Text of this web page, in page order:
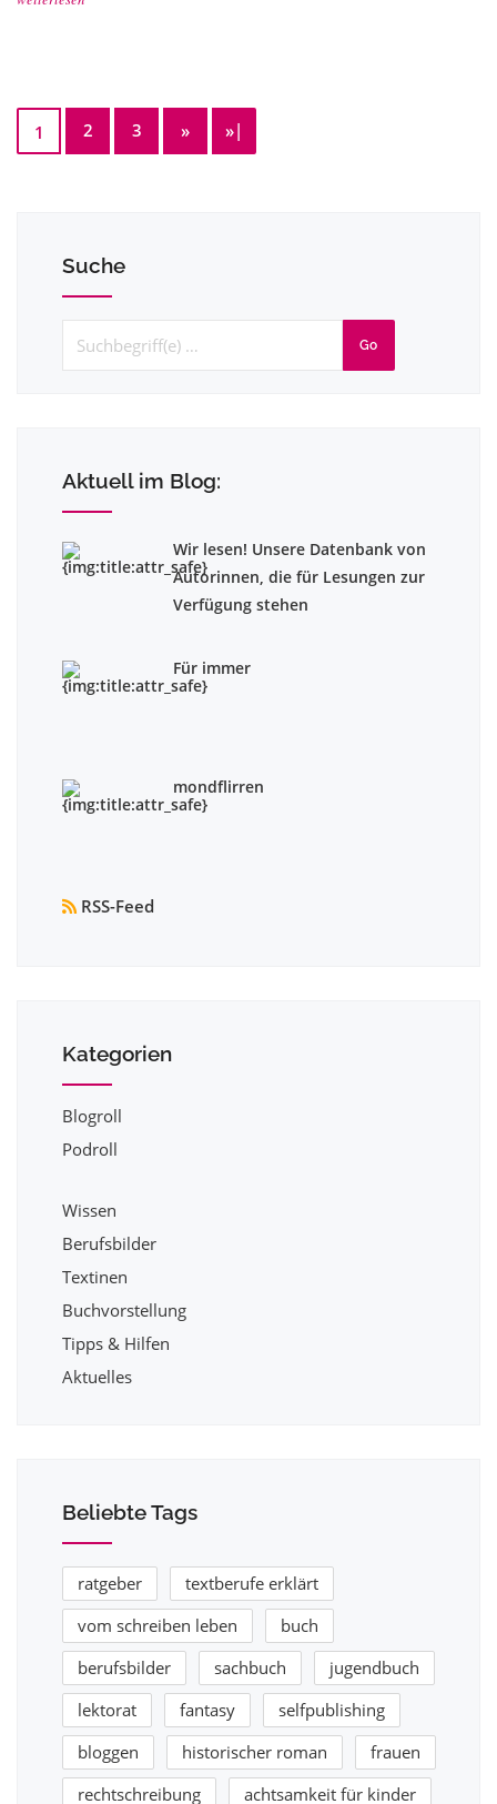
1 2 3 » »|
Suche
Go
Aktuell im Blog:
Wir lesen! Unsere Datenbank von
Autorinnen, die für Lesungen zur
Verfügung stehen
Für immer
mondflirren
RSS-Feed
Kategorien
Blogroll
Podroll
Wissen
Berufsbilder
Textinen
Buchvorstellung
Tipps & Hilfen
Aktuelles
Beliebte Tags
ratgeber
textberufe erklärt
vom schreiben leben
buch
berufsbilder
sachbuch
jugendbuch
lektorat
fantasy
selfpublishing
bloggen
historischer roman
frauen
rechtschreibung
achtsamkeit für kinder